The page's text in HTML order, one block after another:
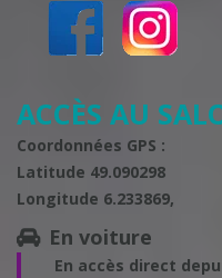
ACCÈS AU
Coordonnées GPS :
Latitude 49.090298
Longitude 6.233869,
En voiture
En accès direct